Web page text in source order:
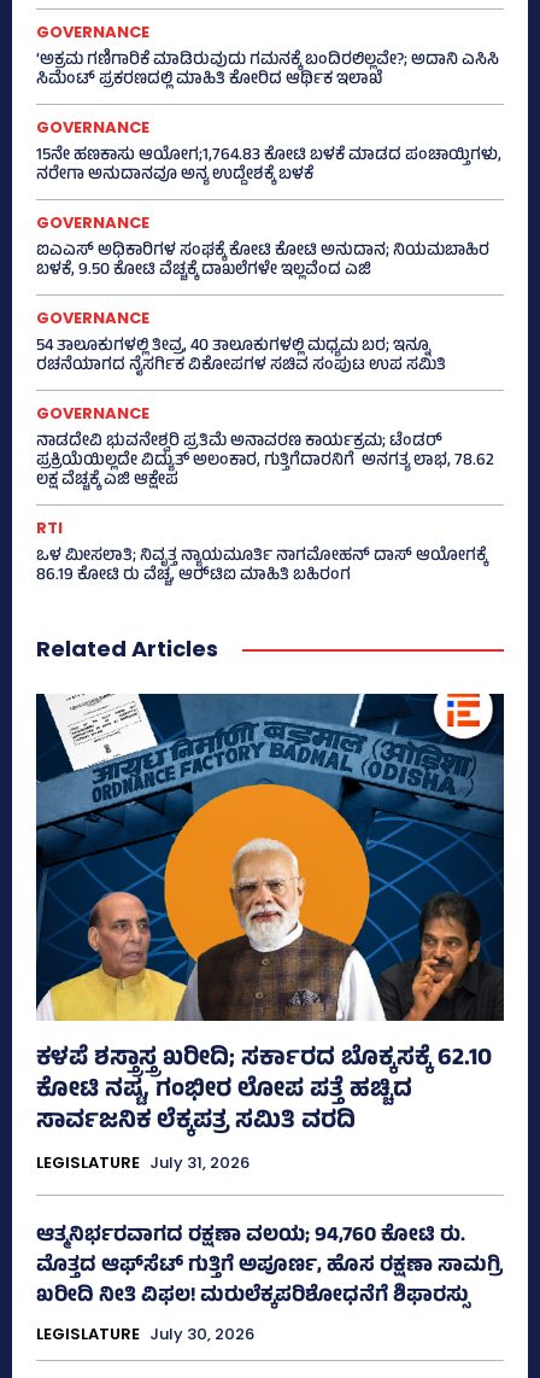
GOVERNANCE
‘ಅಕ್ರಮ ಗಣಿಗಾರಿಕೆ ಮಾಡಿರುವುದು ಗಮನಕ್ಕೆ ಬಂದಿರಲಿಲ್ಲವೇ?; ಅದಾನಿ ಎಸಿಸಿ
ಸಿಮೆಂಟ್ ಪ್ರಕರಣದಲ್ಲಿ ಮಾಹಿತಿ ಕೋರಿದ ಆರ್ಥಿಕ ಇಲಾಖೆ
GOVERNANCE
15ನೇ ಹಣಕಾಸು ಆಯೋಗ;1,764.83 ಕೋಟಿ ಬಳಕೆ ಮಾಡದ ಪಂಚಾಯ್ತಿಗಳು,
ನರೇಗಾ ಅನುದಾನವೂ ಅನ್ಯ ಉದ್ದೇಶಕ್ಕೆ ಬಳಕೆ
GOVERNANCE
ಐಎಎಸ್‌ ಅಧಿಕಾರಿಗಳ ಸಂಘಕ್ಕೆ ಕೋಟಿ ಕೋಟಿ ಅನುದಾನ; ನಿಯಮಬಾಹಿರ
ಬಳಕೆ, 9.50 ಕೋಟಿ ವೆಚ್ಚಕ್ಕೆ ದಾಖಲೆಗಳೇ ಇಲ್ಲವೆಂದ ಎಜಿ
GOVERNANCE
54 ತಾಲೂಕುಗಳಲ್ಲಿ ತೀವ್ರ, 40 ತಾಲೂಕುಗಳಲ್ಲಿ ಮಧ್ಯಮ ಬರ; ಇನ್ನೂ
ರಚನೆಯಾಗದ ನೈಸರ್ಗಿಕ ವಿಕೋಪಗಳ ಸಚಿವ ಸಂಪುಟ ಉಪ ಸಮಿತಿ
GOVERNANCE
ನಾಡದೇವಿ ಭುವನೇಶ್ವರಿ ಪ್ರತಿಮೆ ಅನಾವರಣ ಕಾರ್ಯಕ್ರಮ; ಟೆಂಡರ್
ಪ್ರಕ್ರಿಯೆಯಿಲ್ಲದೇ ವಿದ್ಯುತ್‌ ಅಲಂಕಾರ, ಗುತ್ತಿಗೆದಾರನಿಗೆ ಅನಗತ್ಯ ಲಾಭ, 78.62
ಲಕ್ಷ ವೆಚ್ಚಕ್ಕೆ ಎಜಿ ಆಕ್ಷೇಪ
RTI
ಒಳ ಮೀಸಲಾತಿ; ನಿವೃತ್ತ ನ್ಯಾಯಮೂರ್ತಿ ನಾಗಮೋಹನ್ ದಾಸ್ ಆಯೋಗಕ್ಕೆ
86.19 ಕೋಟಿ ರು ವೆಚ್ಚ, ಆರ್‍‌ಟಿಐ ಮಾಹಿತಿ ಬಹಿರಂಗ
Related Articles
ಕಳಪೆ ಶಸ್ತ್ರಾಸ್ತ್ರ ಖರೀದಿ; ಸರ್ಕಾರದ ಬೊಕ್ಕಸಕ್ಕೆ 62.10
ಕೋಟಿ ನಷ್ಟ, ಗಂಭೀರ ಲೋಪ ಪತ್ತೆ ಹಚ್ಚಿದ
ಸಾರ್ವಜನಿಕ ಲೆಕ್ಕಪತ್ರ ಸಮಿತಿ ವರದಿ
LEGISLATURE July 31, 2026
ಆತ್ಮನಿರ್ಭರವಾಗದ ರಕ್ಷಣಾ ವಲಯ; 94,760 ಕೋಟಿ ರು.
ಮೊತ್ತದ ಆಫ್‌ಸೆಟ್ ಗುತ್ತಿಗೆ ಅಪೂರ್ಣ, ಹೊಸ ರಕ್ಷಣಾ ಸಾಮಗ್ರಿ
ಖರೀದಿ ನೀತಿ ವಿಫಲ! ಮರುಲೆಕ್ಕಪರಿಶೋಧನೆಗೆ ಶಿಫಾರಸ್ಸು
LEGISLATURE July 30, 2026